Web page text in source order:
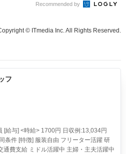
Recommended by
© ITmedia Inc. All Rights Reserved.
フ
[給与] <時給> 1700円 日収例:13,034円
条件 [特徴] 服装自由 フリーター活躍 研
通費支給 ミドル活躍中 主婦・主夫活躍中